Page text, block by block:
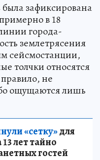
зафиксирована
в 18
города-
землетрясения
сейсмостанции,
толчки относятся
не
ощущаются лишь
«сетку»для
лет тайно
гостей